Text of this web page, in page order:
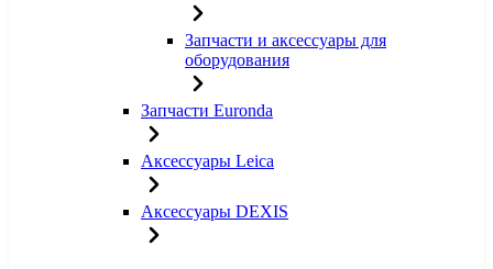
Запчасти и аксессуары для
оборудования
Запчасти Euronda
Аксессуары Leica
Аксессуары DEXIS